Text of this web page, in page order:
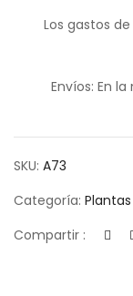
Los gastos
Envíos: En
SKU: A73
Categoría:
Compartir :